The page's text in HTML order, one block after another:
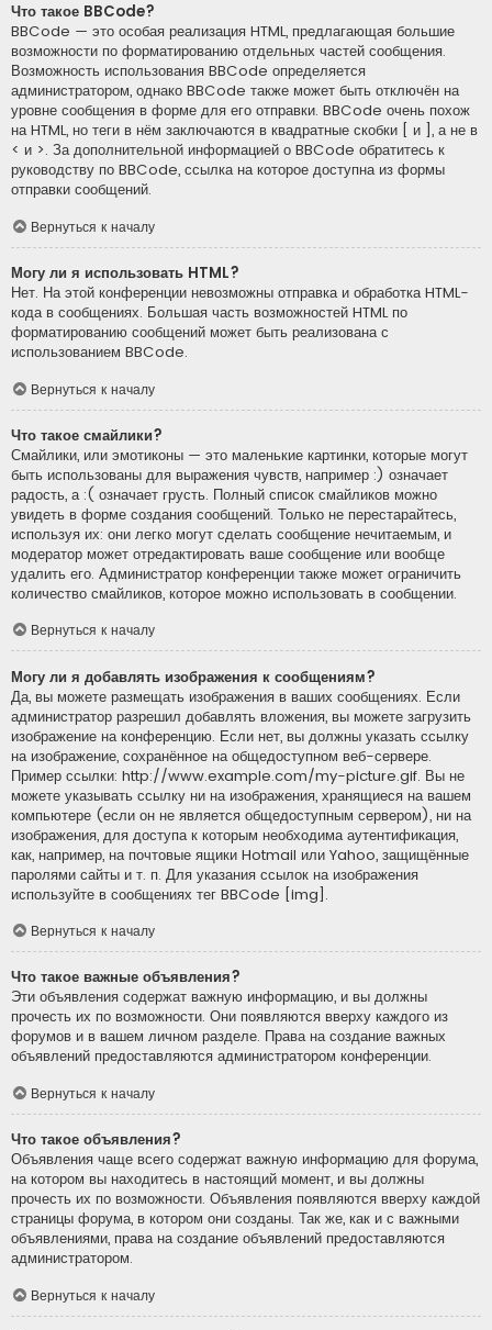
Что такое BBCode?
BBCode — это особая реализация HTML, предлагающая большие
возможности по форматированию отдельных частей сообщения.
Возможность использования BBCode определяется
администратором, однако BBCode также может быть отключён на
уровне сообщения в форме для его отправки. BBCode очень похож
на HTML, но теги в нём заключаются в квадратные скобки [ и ], а не в
< и >. За дополнительной информацией о BBCode обратитесь к
руководству по BBCode, ссылка на которое доступна из формы
отправки сообщений.
Вернуться к началу
Могу ли я использовать HTML?
Нет. На этой конференции невозможны отправка и обработка HTML-
кода в сообщениях. Большая часть возможностей HTML по
форматированию сообщений может быть реализована с
использованием BBCode.
Вернуться к началу
Что такое смайлики?
Смайлики, или эмотиконы — это маленькие картинки, которые могут
быть использованы для выражения чувств, например :) означает
радость, а :( означает грусть. Полный список смайликов можно
увидеть в форме создания сообщений. Только не перестарайтесь,
используя их: они легко могут сделать сообщение нечитаемым, и
модератор может отредактировать ваше сообщение или вообще
удалить его. Администратор конференции также может ограничить
количество смайликов, которое можно использовать в сообщении.
Вернуться к началу
Могу ли я добавлять изображения к сообщениям?
Да, вы можете размещать изображения в ваших сообщениях. Если
администратор разрешил добавлять вложения, вы можете загрузить
изображение на конференцию. Если нет, вы должны указать ссылку
на изображение, сохранённое на общедоступном веб-сервере.
Пример ссылки: http://www.example.com/my-picture.gif. Вы не
можете указывать ссылку ни на изображения, хранящиеся на вашем
компьютере (если он не является общедоступным сервером), ни на
изображения, для доступа к которым необходима аутентификация,
как, например, на почтовые ящики Hotmail или Yahoo, защищённые
паролями сайты и т. п. Для указания ссылок на изображения
используйте в сообщениях тег BBCode [img].
Вернуться к началу
Что такое важные объявления?
Эти объявления содержат важную информацию, и вы должны
прочесть их по возможности. Они появляются вверху каждого из
форумов и в вашем личном разделе. Права на создание важных
объявлений предоставляются администратором конференции.
Вернуться к началу
Что такое объявления?
Объявления чаще всего содержат важную информацию для форума,
на котором вы находитесь в настоящий момент, и вы должны
прочесть их по возможности. Объявления появляются вверху каждой
страницы форума, в котором они созданы. Так же, как и с важными
объявлениями, права на создание объявлений предоставляются
администратором.
Вернуться к началу